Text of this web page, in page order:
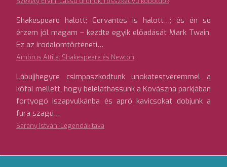
Shakespeare halott; Cervantes is halott…; és én se
érzem jól magam – kezdte egyik előadását Mark Twain.
Ez az irodalomtörténeti…
Ambrus Attila: Shakespeare és Newton
Lábujjhegyre csimpaszkodtunk unokatestvéremmel a
kőfal mellett, hogy beleláthassunk a Kovászna parkjában
fortyogó iszapvulkánba és apró kavicsokat dobjunk a
fura szagú…
Sarány István: Legendák tava